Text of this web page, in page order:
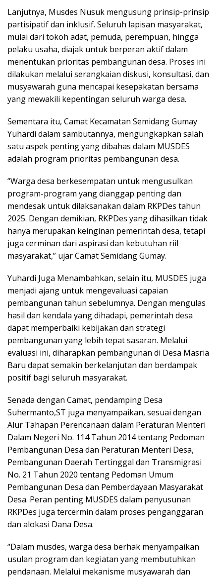
Lanjutnya, Musdes Nusuk mengusung prinsip-prinsip
partisipatif dan inklusif. Seluruh lapisan masyarakat,
mulai dari tokoh adat, pemuda, perempuan, hingga
pelaku usaha, diajak untuk berperan aktif dalam
menentukan prioritas pembangunan desa. Proses ini
dilakukan melalui serangkaian diskusi, konsultasi, dan
musyawarah guna mencapai kesepakatan bersama
yang mewakili kepentingan seluruh warga desa.
Sementara itu, Camat Kecamatan Semidang Gumay
Yuhardi dalam sambutannya, mengungkapkan salah
satu aspek penting yang dibahas dalam MUSDES
adalah program prioritas pembangunan desa.
“Warga desa berkesempatan untuk mengusulkan
program-program yang dianggap penting dan
mendesak untuk dilaksanakan dalam RKPDes tahun
2025. Dengan demikian, RKPDes yang dihasilkan tidak
hanya merupakan keinginan pemerintah desa, tetapi
juga cerminan dari aspirasi dan kebutuhan riil
masyarakat,” ujar Camat Semidang Gumay.
Yuhardi Juga Menambahkan, selain itu, MUSDES juga
menjadi ajang untuk mengevaluasi capaian
pembangunan tahun sebelumnya. Dengan mengulas
hasil dan kendala yang dihadapi, pemerintah desa
dapat memperbaiki kebijakan dan strategi
pembangunan yang lebih tepat sasaran. Melalui
evaluasi ini, diharapkan pembangunan di Desa Masria
Baru dapat semakin berkelanjutan dan berdampak
positif bagi seluruh masyarakat.
Senada dengan Camat, pendamping Desa
Suhermanto,ST juga menyampaikan, sesuai dengan
Alur Tahapan Perencanaan dalam Peraturan Menteri
Dalam Negeri No. 114 Tahun 2014 tentang Pedoman
Pembangunan Desa dan Peraturan Menteri Desa,
Pembangunan Daerah Tertinggal dan Transmigrasi
No. 21 Tahun 2020 tentang Pedoman Umum
Pembangunan Desa dan Pemberdayaan Masyarakat
Desa. Peran penting MUSDES dalam penyusunan
RKPDes juga tercermin dalam proses penganggaran
dan alokasi Dana Desa.
“Dalam musdes, warga desa berhak menyampaikan
usulan program dan kegiatan yang membutuhkan
pendanaan. Melalui mekanisme musyawarah dan